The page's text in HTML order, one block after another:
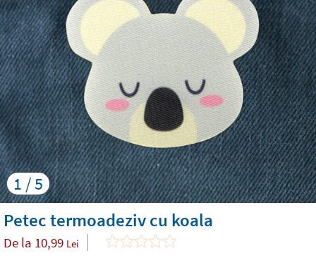
1 / 5
Petec termoadeziv cu koala
De la 10,99 Lei